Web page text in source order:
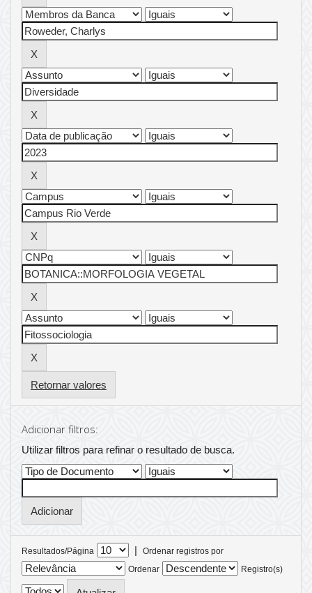
Retornar valores
Adicionar filtros:
Utilizar filtros para refinar o resultado de busca.
Resultados/Página |
Ordenar registros por
Ordenar
Registro(s)